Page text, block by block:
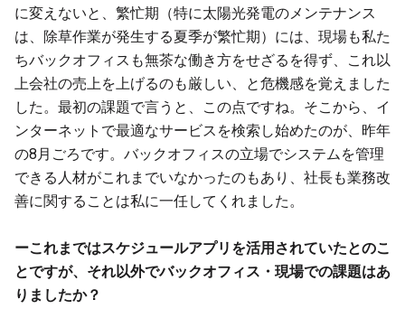
に変えないと、繁忙期（特に太陽光発電のメンテナンス
は、除草作業が発生する夏季が繁忙期）には、現場も私た
ちバックオフィスも無茶な働き方をせざるを得ず、これ以
上会社の売上を上げるのも厳しい、と危機感を覚えました
した。最初の課題で言うと、この点ですね。そこから、イ
ンターネットで最適なサービスを検索し始めたのが、昨年
の8月ごろです。バックオフィスの立場でシステムを管理
できる人材がこれまでいなかったのもあり、社長も業務改
善に関することは私に一任してくれました。
ーこれまではスケジュールアプリを活用されていたとのこ
とですが、それ以外でバックオフィス・現場での課題はあ
りましたか？